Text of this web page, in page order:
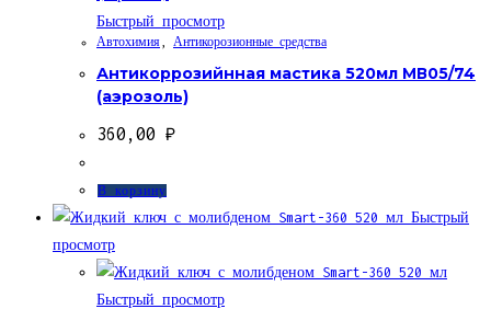
Быстрый просмотр
Автохимия Антикорозионные средства
Антикоррозийнная мастика 520мл MВ05/74
(аэрозоль)
360,00 ₽
В корзину
Быстрый
просмотр
Быстрый просмотр